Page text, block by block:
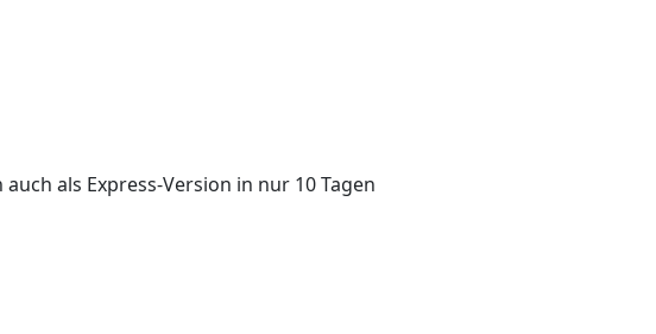
als Express-Version in nur 10 Tagen